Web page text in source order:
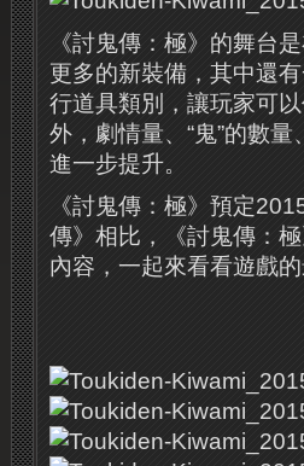
《討鬼傳：極》的舞台
更多的新裝備，其中還
行道具類別，讓玩家可
外，劇情量、“鬼”的數
進一步提升。
《討鬼傳：極》預定
傳》相比，《討鬼傳：
內容，一起來看看遊戲的